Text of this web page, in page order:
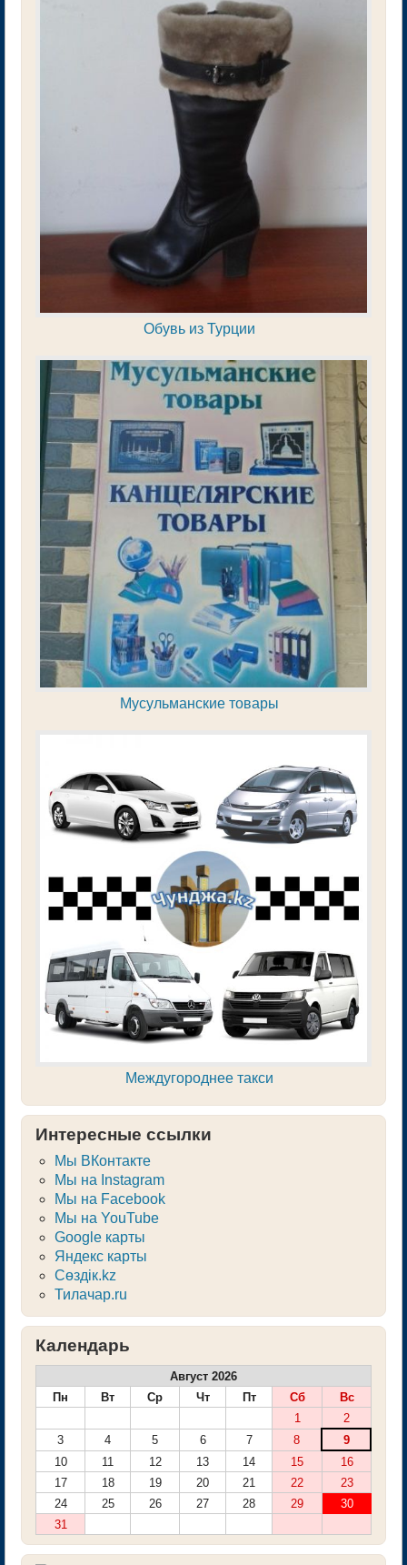
Обувь из Турции
Мусульманские товары
Междугороднее такси
Интересные ссылки
Мы ВКонтакте
Мы на Instagram
Мы на Facebook
Мы на YouTube
Google карты
Яндекс карты
Сөздік.kz
Тилачар.ru
Календарь
Август 2026
Пн
Вт Ср Чт Пт Сб
Вс
1
2
3
4 5 6 7 8
9
10
11 12 13 14 15
16
17
18 19 20 21 22
23
24
25 26 27 28 29
30
31